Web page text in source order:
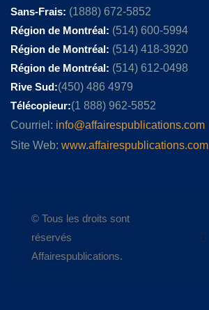
Sans-Frais: (1888) 672-5852
Région de Montréal: (514) 600-5994
Région de Montréal: (514) 418-3920
Région de Montréal: (514) 612-0498
Rive Sud:(450) 486 4979
Télécopieur:(1 888) 962-5852
Courriel: info@affairespublications.com
Site Web: www.affairespublications.com
© Tous les droits sont
réservés
Affairespublications.